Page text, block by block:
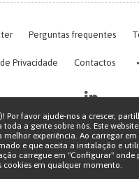
Perguntas frequentes
Privacidade Contactos
Por favor ajude-nos a crescer,
toda a gente sobre nós. Este
experiência. Ao carregar em
e que aceita a instalação e
carregue em "Configurar" onde
cookies em qualquer momento.